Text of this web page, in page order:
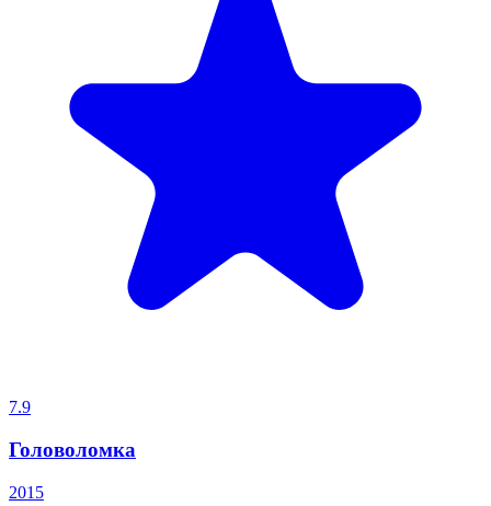
7.9
Головоломка
2015